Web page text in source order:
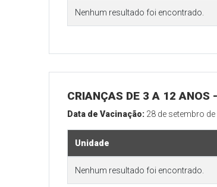
Nenhum resultado foi encontrado.
CRIANÇAS DE 3 A 12 ANOS
Data de Vacinação: 28 de setembro de
Unidade
Nenhum resultado foi encontrado.